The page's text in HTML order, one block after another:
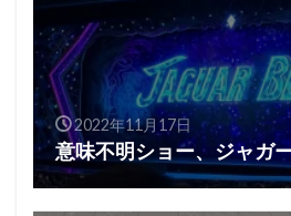
2022年11月17日
意味不明ショー、ジャガ